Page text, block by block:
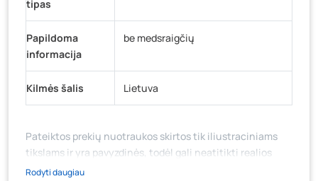
tipas
Papildoma
informacija
be medsraigčių
Kilmės šalis Lietuva
Pateiktos prekių nuotraukos skirtos tik iliustraciniams
tikslams ir yra pavyzdinės, todėl gali neatitikti realios
prekių ir jų pakuotės išvaizdos, komplektacijos, spalvos ar
Rodyti daugiau